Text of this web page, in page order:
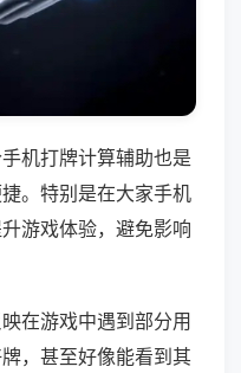
机打牌计算辅助也是
。特别是在大家手机
游戏体验，避免影响
在游戏中遇到部分用
，甚至好像能看到其